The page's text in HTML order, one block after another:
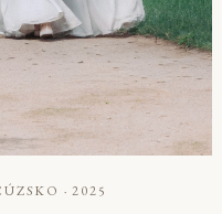
·2025